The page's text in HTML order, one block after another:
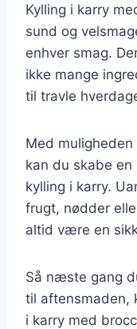
Kylling i karry
sund og
enhver smag.
ikke mange
til travle
Med
kan du skabe
kylling i karry.
frugt, nødder
altid være en
Så næste gang
til aftensmaden,
i karry med